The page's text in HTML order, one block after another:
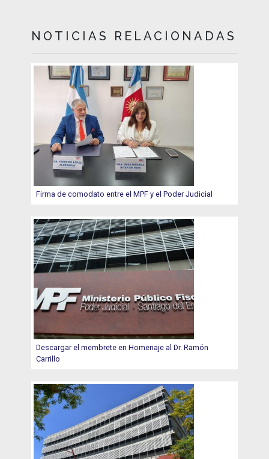
NOTICIAS RELACIONADAS
Firma de comodato entre el MPF y el Poder Judicial
Descargar el membrete en Homenaje al Dr. Ramón
Carrillo